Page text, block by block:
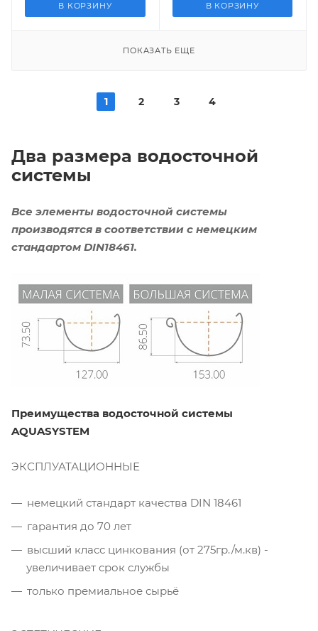
В КОРЗИНУ В КОРЗИНУ
ПОКАЗАТЬ ЕЩЕ
1 2 3 4
Два размера водосточной
системы
Все элементы водосточной системы
производятся в соответствии с немецким
стандартом DIN18461.
Преимущества водосточной системы
AQUASYSTEM
ЭКСПЛУАТАЦИОННЫЕ
немецкий стандарт качества DIN 18461
гарантия до 70 лет
высший класс цинкования (от 275гр./м.кв) -
увеличивает срок службы
только премиальное сырьё